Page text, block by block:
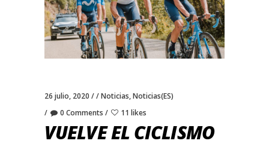
26 julio, 2020 Noticias,Noticias(ES)
0 Comments
11 likes
VUELVE EL CICLISMO